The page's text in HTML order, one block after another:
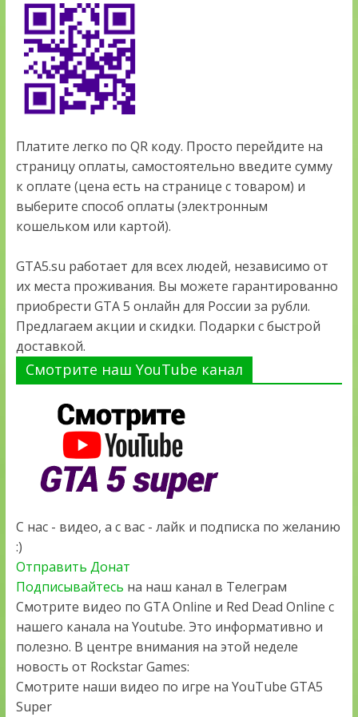
Платите легко по QR коду. Просто перейдите на
страницу оплаты, самостоятельно введите сумму
к оплате (цена есть на странице с товаром) и
выберите способ оплаты (электронным
кошельком или картой).
GTA5.su работает для всех людей, независимо от
их места проживания. Вы можете гарантированно
приобрести GTA 5 онлайн для России за рубли.
Предлагаем акции и скидки. Подарки с быстрой
доставкой.
Смотрите наш YouTube канал
С нас - видео, а с вас - лайк и подписка по желанию
:)
Отправить Донат
Подписывайтесь на наш канал в Телеграм
Смотрите видео по GTA Online и Red Dead Online с
нашего канала на Youtube. Это информативно и
полезно. В центре внимания на этой неделе
новость от Rockstar Games:
Смотрите наши видео по игре на YouTube GTA5
Super